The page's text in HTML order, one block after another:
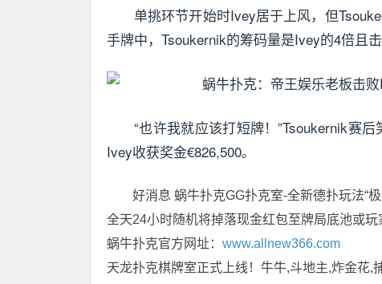
单挑环节开始时Ivey居于上风，但
手牌中，Tsoukernik的筹码量是Ivey的4倍且
“也许我就应该打短牌！”Tsoukernik赛
Ivey收获奖金€826,500。
好消息 蜗牛扑克GG扑克室-全新德扑玩法“
全天24小时随机将掉落现金红包至牌局底池或玩
蜗牛扑克官方网址： www.allnew366.com
天龙扑克棋牌室正式上线！牛牛,斗地主,炸金花,